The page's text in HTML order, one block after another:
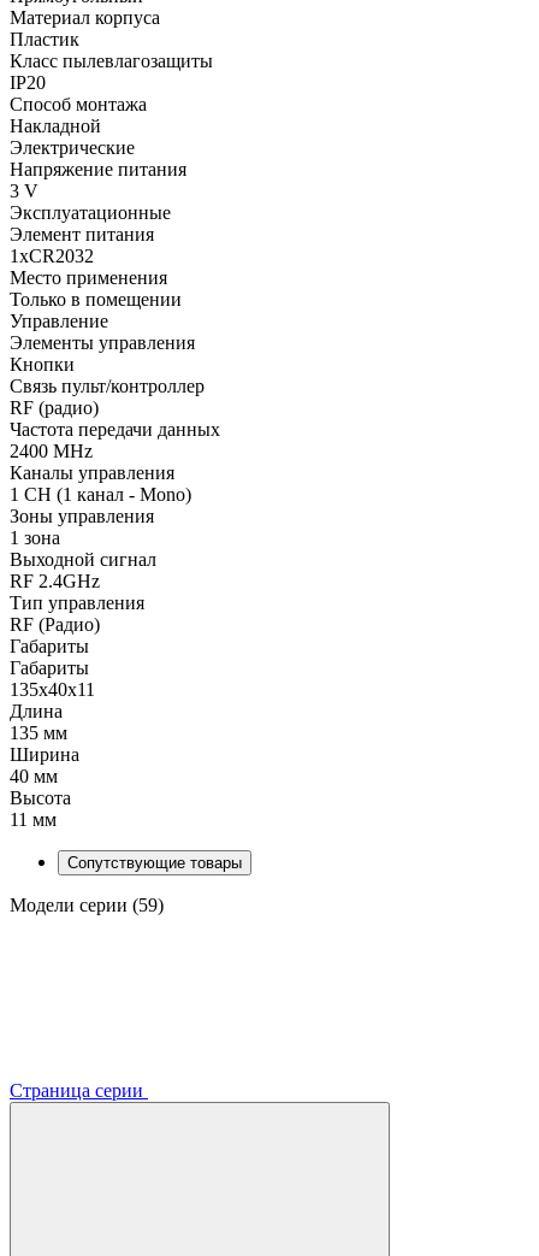
Материал корпуса
Пластик
Класс пылевлагозащиты
IP20
Способ монтажа
Накладной
Электрические
Напряжение питания
3 V
Эксплуатационные
Элемент питания
1xCR2032
Место применения
Только в помещении
Управление
Элементы управления
Кнопки
Связь пульт/контроллер
RF (радио)
Частота передачи данных
2400 MHz
Каналы управления
1 CH (1 канал - Mono)
Зоны управления
1 зона
Выходной сигнал
RF 2.4GHz
Тип управления
RF (Радио)
Габариты
Габариты
135x40x11
Длина
135 мм
Ширина
40 мм
Высота
11 мм
Сопутствующие товары
Модели серии (59)
Страница серии